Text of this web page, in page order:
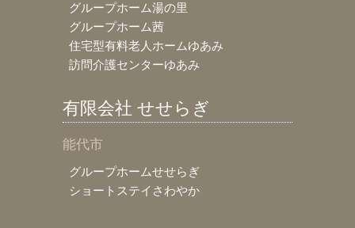
グループホーム湯の里
グループホーム茜
住宅型有料老人ホームゆあみ
訪問介護センターゆあみ
有限会社 せせらぎ
能代市
グループホームせせらぎ
ショートステイさわやか